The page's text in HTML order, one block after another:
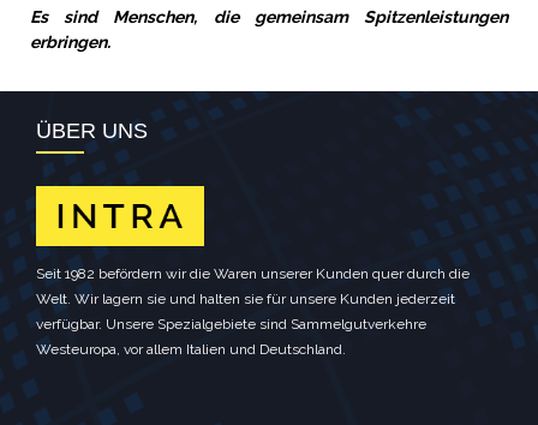
Es sind Menschen, die gemeinsam Spitzenleistungen
erbringen.
ÜBER UNS
Seit 1982 befördern wir die Waren unserer Kunden quer durch die
Welt. Wir lagern sie und halten sie für unsere Kunden jederzeit
verfügbar. Unsere Spezialgebiete sind Sammelgutverkehre
Westeuropa, vor allem Italien und Deutschland.